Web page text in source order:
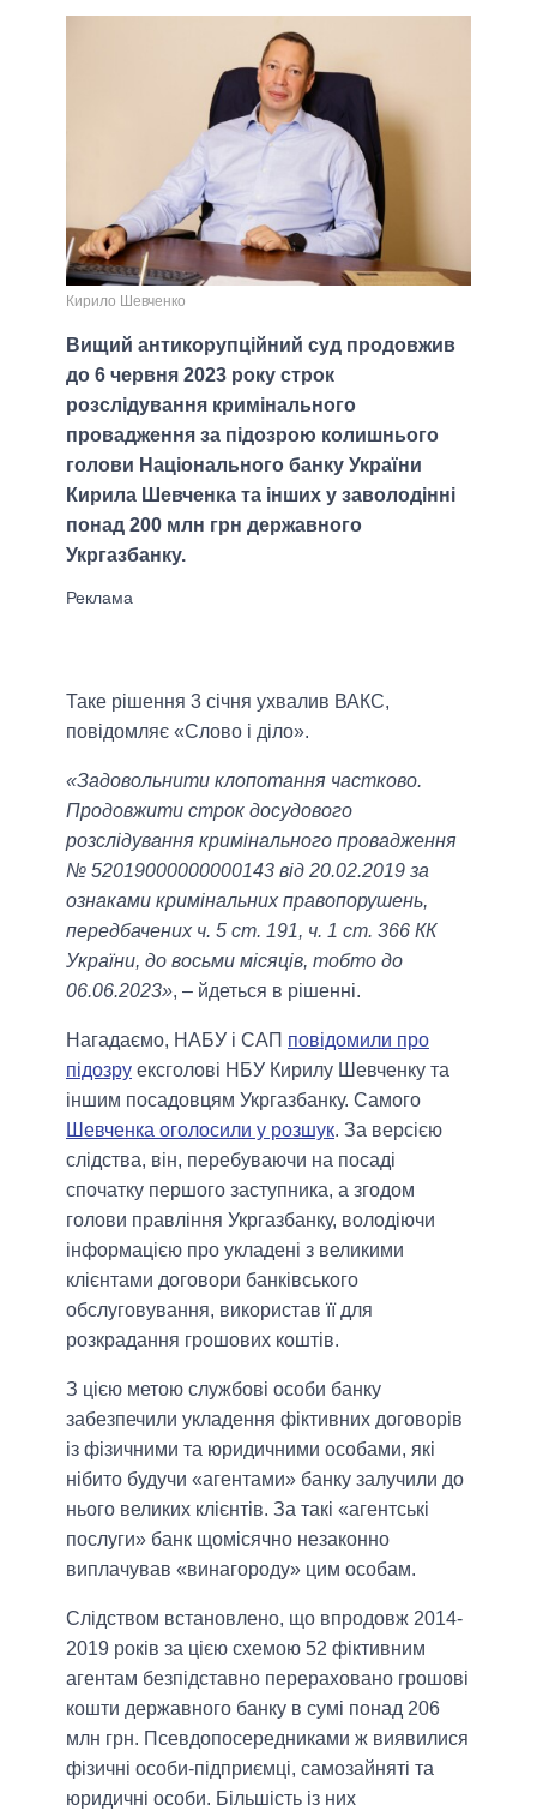
Кирило Шевченко
Вищий антикорупційний суд продовжив
до 6 червня 2023 року строк
розслідування кримінального
провадження за підозрою колишнього
голови Національного банку України
Кирила Шевченка та інших у заволодінні
понад 200 млн грн державного
Укргазбанку.
Таке рішення 3 січня ухвалив ВАКС,
повідомляє «Слово і діло».
«Задовольнити клопотання частково.
Продовжити строк досудового
розслідування кримінального провадження
№ 52019000000000143 від 20.02.2019 за
ознаками кримінальних правопорушень,
передбачених ч. 5 ст. 191, ч. 1 ст. 366 КК
України, до восьми місяців, тобто до
06.06.2023», – йдеться в рішенні.
Нагадаємо, НАБУ і САП повідомили про
підозру ексголові НБУ Кирилу Шевченку та
іншим посадовцям Укргазбанку. Самого
Шевченка оголосили у розшук. За версією
слідства, він, перебуваючи на посаді
спочатку першого заступника, а згодом
голови правління Укргазбанку, володіючи
інформацією про укладені з великими
клієнтами договори банківського
обслуговування, використав її для
розкрадання грошових коштів.
З цією метою службові особи банку
забезпечили укладення фіктивних договорів
із фізичними та юридичними особами, які
нібито будучи «агентами» банку залучили до
нього великих клієнтів. За такі «агентські
послуги» банк щомісячно незаконно
виплачував «винагороду» цим особам.
Слідством встановлено, що впродовж 2014-
2019 років за цією схемою 52 фіктивним
агентам безпідставно перераховано грошові
кошти державного банку в сумі понад 206
млн грн. Псевдопосередниками ж виявилися
фізичні особи-підприємці, самозайняті та
юридичні особи. Більшість із них